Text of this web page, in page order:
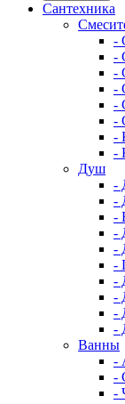
Сантехника
-
-
-
-
-
-
-
-
Душ
-
-
-
-
-
-
-
-
-
-
Ванны
-
-
-